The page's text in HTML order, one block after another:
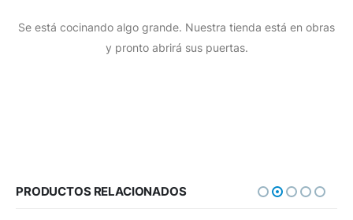
Se está cocinando algo grande. Nuestra tienda está en obras
y pronto abrirá sus puertas.
PRODUCTOS RELACIONADOS